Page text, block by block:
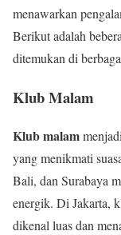
menawarkan
Berikut adalah
ditemukan di
Klub Malam
Klub malam
yang menikmati
Bali, dan Surabaya
energik. Di Jakarta,
dikenal luas dan